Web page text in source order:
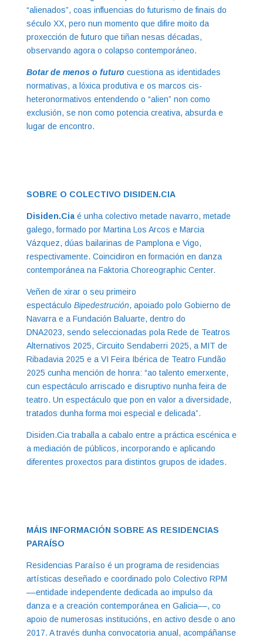
“alienados”, coas influencias do futurismo de finais do
século XX, pero nun momento que difire moito da
proxección de futuro que tiñan nesas décadas,
observando agora o colapso contemporáneo.
Botar de menos o futuro cuestiona as identidades
normativas, a lóxica produtiva e os marcos cis-
heteronormativos entendendo o “alien” non como
exclusión, se non como potencia creativa, absurda e
lugar de encontro.
SOBRE O COLECTIVO DISIDEN.CIA
Disiden.Cia é unha colectivo metade navarro, metade
galego, formado por Martina Los Arcos e Marcia
Vázquez, dúas bailarinas de Pamplona e Vigo,
respectivamente. Coincidiron en formación en danza
contemporánea na Faktoria Choreographic Center.
Veñen de xirar o seu primeiro
espectáculo Bipedestrución, apoiado polo Gobierno de
Navarra e a Fundación Baluarte, dentro do
DNA2023, sendo seleccionadas pola Rede de Teatros
Alternativos 2025, Circuito Sendaberri 2025, a MIT de
Ribadavia 2025 e a VI Feira Ibérica de Teatro Fundão
2025 cunha mención de honra: “ao talento emerxente,
cun espectáculo arriscado e disruptivo nunha feira de
teatro. Un espectáculo que pon en valor a diversidade,
tratados dunha forma moi especial e delicada”.
Disiden.Cia traballa a cabalo entre a práctica escénica e
a mediación de públicos, incorporando e aplicando
diferentes proxectos para distintos grupos de idades.
MÁIS INFORMACIÓN SOBRE AS RESIDENCIAS
PARAÍSO
Residencias Paraíso é un programa de residencias
artísticas deseñado e coordinado polo Colectivo RPM
––entidade independente dedicada ao impulso da
danza e a creación contemporánea en Galicia––, co
apoio de numerosas institucións, en activo desde o ano
2017. A través dunha convocatoria anual, acompáñanse